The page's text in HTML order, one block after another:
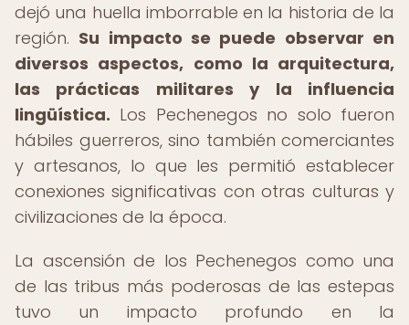
dejó una huella imborrable en la historia de la
región. Su impacto se puede observar en
diversos aspectos, como la arquitectura,
las prácticas militares y la influencia
lingüística. Los Pechenegos no solo fueron
hábiles guerreros, sino también comerciantes
y artesanos, lo que les permitió establecer
conexiones significativas con otras culturas y
civilizaciones de la época.
La ascensión de los Pechenegos como una
de las tribus más poderosas de las estepas
tuvo un impacto profundo en la